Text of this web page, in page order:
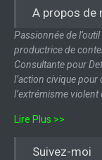
A propos de
Passionnée de
productrice de
Consultante pour
l’action civique
l’extrémisme violent
Lire Plus >>
Suivez-moi